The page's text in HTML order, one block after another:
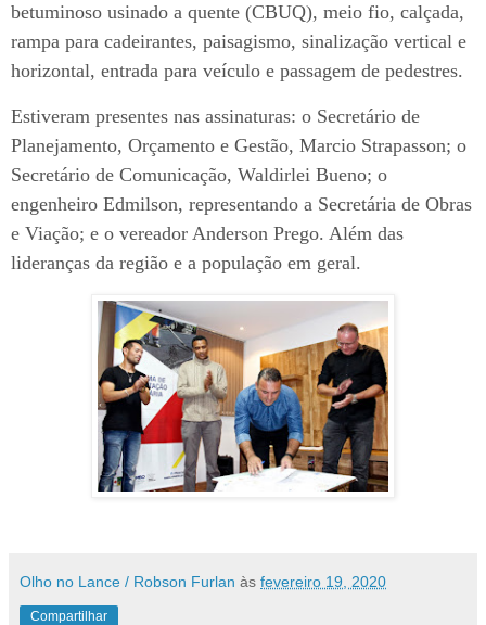
betuminoso usinado a quente (CBUQ), meio fio, calçada,
rampa para cadeirantes, paisagismo, sinalização vertical e
horizontal, entrada para veículo e passagem de pedestres.
Estiveram presentes nas assinaturas: o Secretário de
Planejamento, Orçamento e Gestão, Marcio Strapasson; o
Secretário de Comunicação, Waldirlei Bueno; o
engenheiro Edmilson, representando a Secretária de Obras
e Viação; e o vereador Anderson Prego. Além das
lideranças da região e a população em geral.
Olho no Lance / Robson Furlan às fevereiro 19, 2020
Compartilhar